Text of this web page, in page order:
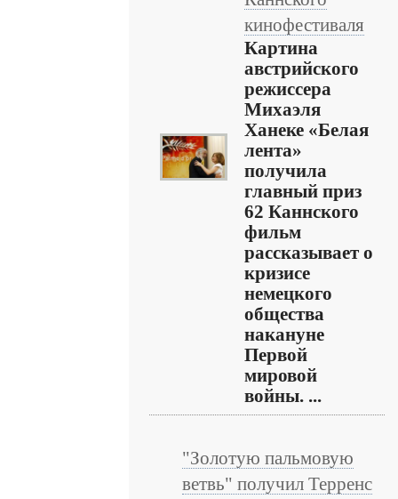
кинофестиваля
Картина
австрийского
режиссера
Михаэля
Ханеке «Белая
лента»
получила
главный приз
62 Каннского
фильм
рассказывает о
кризисе
немецкого
общества
накануне
Первой
мировой
войны. ...
"Золотую пальмовую
ветвь" получил Терренс